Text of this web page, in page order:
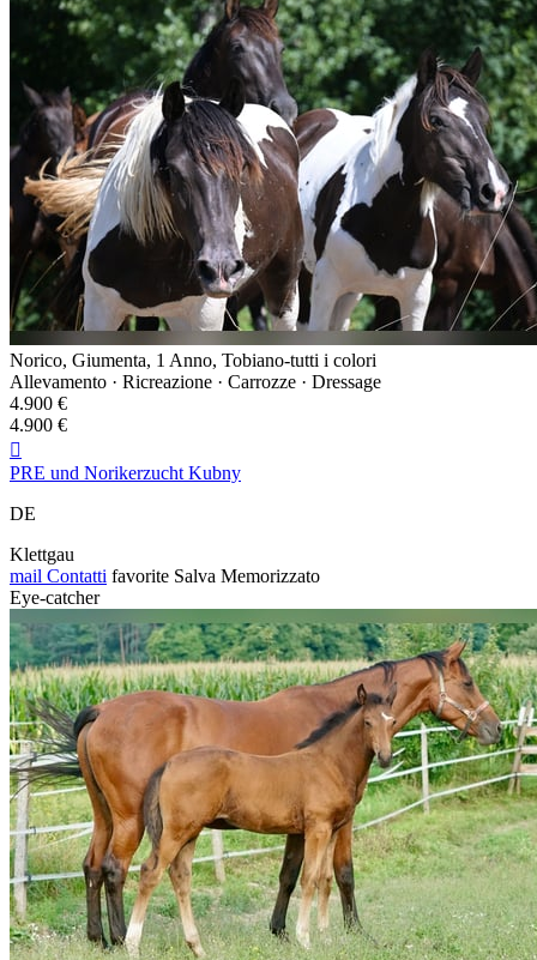
Norico, Giumenta, 1 Anno, Tobiano-tutti i colori
Allevamento · Ricreazione · Carrozze · Dressage
4.900 €
4.900 €

PRE und Norikerzucht Kubny
DE
Klettgau
mail Contatti favorite Salva Memorizzato
Eye-catcher